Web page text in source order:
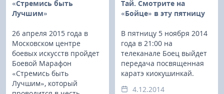
«Стремись быть
Лучшим»
26 апреля 2015 года в
Московском центре
боевых искусств пройдет
Боевой Марафон
«Стремись быть
Лучшим», который
Тай. Смотрите на
«Бойце» в эту пятницу
В пятницу 5 ноября 2014
года в 21:00 на
телеканале Боец выйдет
передача посвященная
каратэ киокушинкай.
4.12.2014